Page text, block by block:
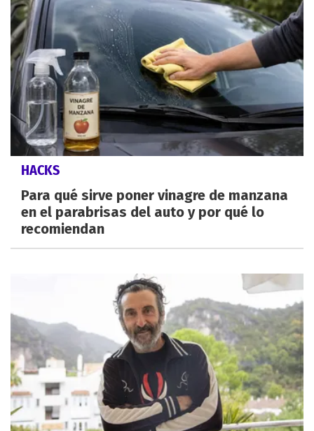
HACKS
Para qué sirve poner vinagre de manzana
en el parabrisas del auto y por qué lo
recomiendan